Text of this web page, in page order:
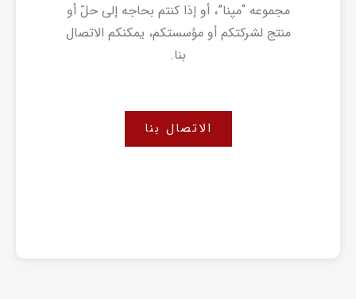
مجموعه “مپنا”، أو إذا کنتم بحاجه إلى حلّ أو
منتج لشرکتکم أو مؤسستکم، یمکنکم الاتصال
بنا.
الاتصال بنا